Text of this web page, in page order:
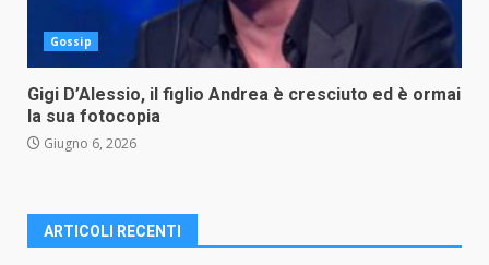
Gossip
Gigi D’Alessio, il figlio Andrea è cresciuto ed è ormai
la sua fotocopia
Giugno 6, 2026
ARTICOLI RECENTI